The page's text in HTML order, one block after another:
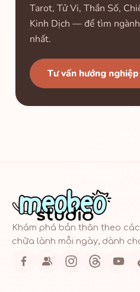
Tarot, Tử Vi, Thần Số,
Kinh Dịch — để tìm
nhất.
Tư vấn hướng
Khám phá bản thân theo
chữa lành mỗi ngày, dành